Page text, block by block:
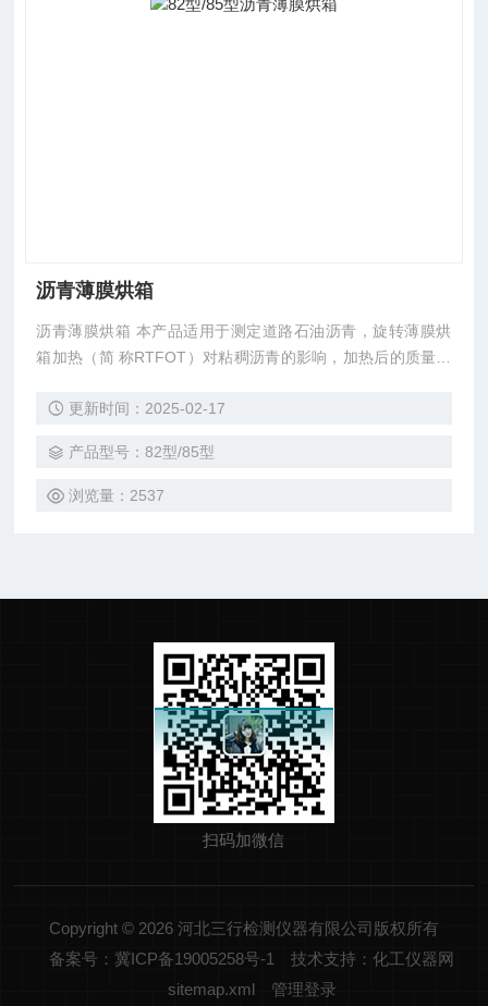
沥青薄膜烘箱
沥青薄膜烘箱 本产品适用于测定道路石油沥青，旋转薄膜烘
箱加热（简 称RTFOT）对粘稠沥青的影响，加热后的质量损
粘度 延度及脆点等性质的变化，以评定沥青的老化性能。
更新时间：2025-02-17
产品型号：82型/85型
浏览量：2537
扫码加微信
Copyright © 2026 河北三行检测仪器有限公司版权所有
备案号：冀ICP备19005258号-1
技术支持：化工仪器网
sitemap.xml
管理登录